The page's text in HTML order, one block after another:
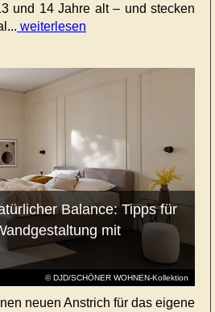
und 14 Jahre alt – und stecken
weiterlesen
© DJD/SCHÖNER WOHNEN-Kollektion
Balance: Tipps für
mit
neuen Anstrich für das eigene